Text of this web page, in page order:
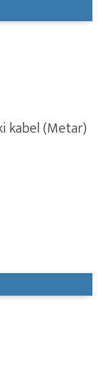
kabel (Metar)